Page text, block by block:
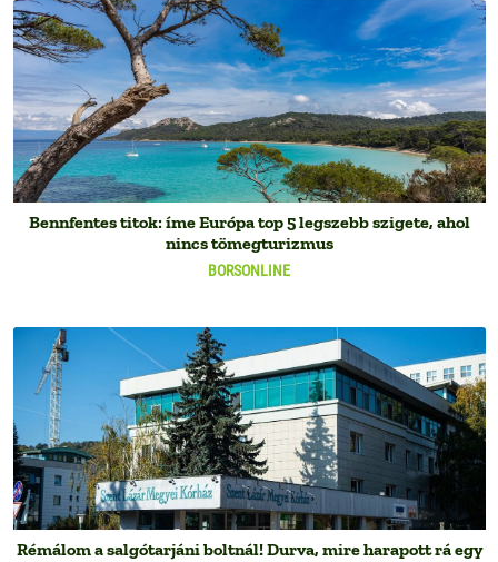
BORSONLINE
Bennfentes titok: íme Európa top 5 legszebb szigete, ahol
nincs tömegturizmus
Rémálom a salgótarjáni boltnál! Durva, mire harapott rá egy